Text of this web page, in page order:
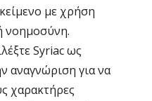
με χρήση
νοημοσύνη.
Syriac ως
αναγνώριση για να
χαρακτήρες